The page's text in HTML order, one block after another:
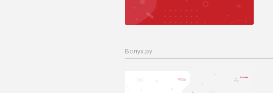
Вслух.ру